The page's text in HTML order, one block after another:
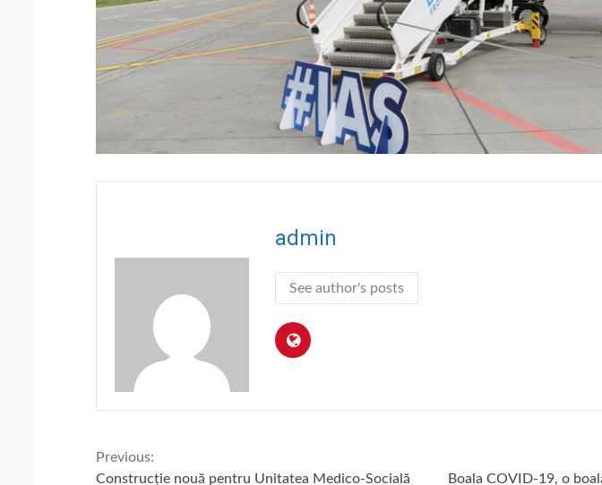
admin
See author's posts
Continue
Previous:
Construcție nouă pentru Unitatea Medico-Socială
Boala COVID-19, o